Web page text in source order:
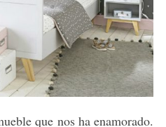
que nos ha enamorado.